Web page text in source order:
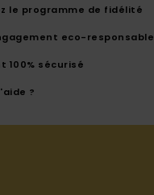
le programme de fidélité
eco-responsable
100% sécurisé
?